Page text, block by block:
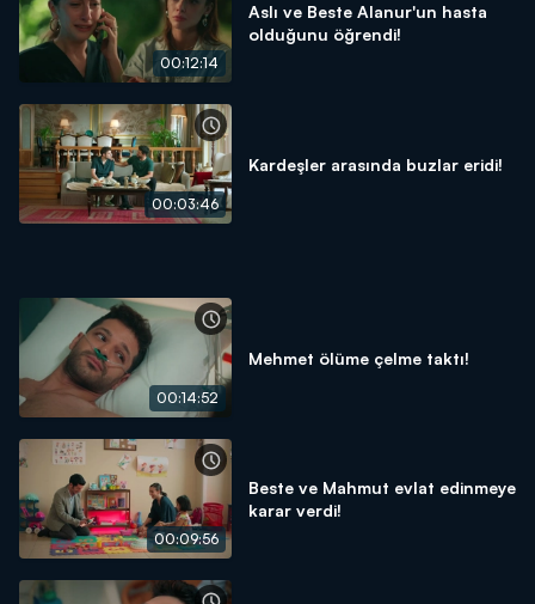
00:12:14
Aslı ve Beste Alanur'un hasta
olduğunu öğrendi!
00:03:46
Kardeşler arasında buzlar eridi!
00:14:52
Mehmet ölüme çelme taktı!
00:09:56
Beste ve Mahmut evlat edinmeye
karar verdi!